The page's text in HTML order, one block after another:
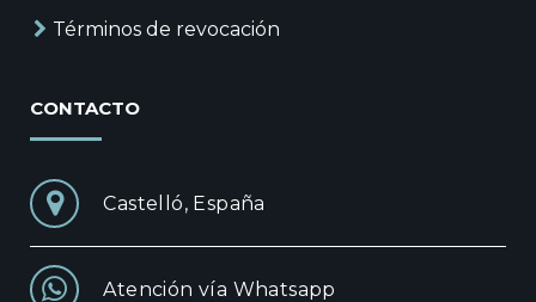
Términos de revocación
CONTACTO
Castelló, España
Atención vía Whatsapp